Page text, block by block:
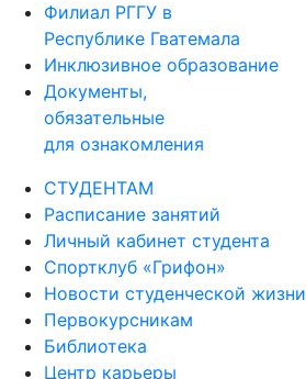
Филиал РГГУ в
Республике Гватемала
Инклюзивное образование
Документы,
обязательные
для ознакомления
СТУДЕНТАМ
Расписание занятий
Личный кабинет студента
Спортклуб «Грифон»
Новости студенческой жизни
Первокурсникам
Библиотека
Центр карьеры